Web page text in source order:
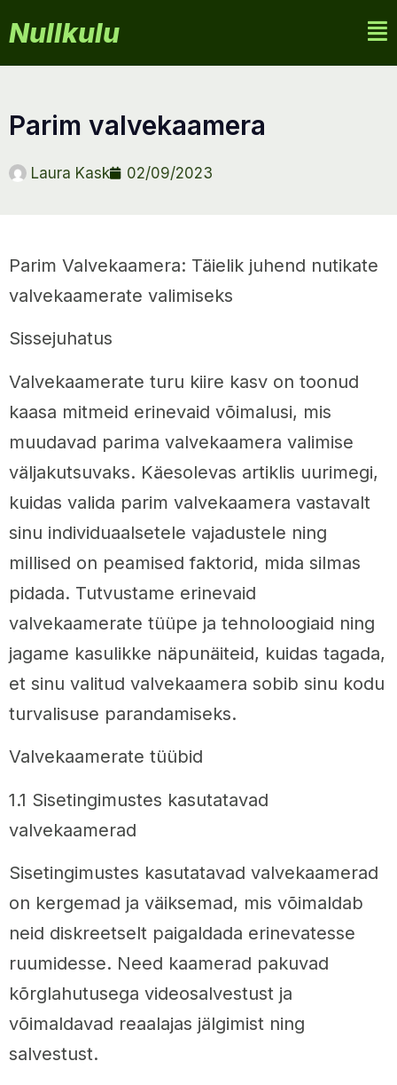
Nullkulu
parim valvekaamera
Laura Kask 02/09/2023
Parim Valvekaamera: Täielik juhend nutikate
valvekaamerate valimiseks
Sissejuhatus
Valvekaamerate turu kiire kasv on toonud
kaasa mitmeid erinevaid võimalusi, mis
muudavad parima valvekaamera valimise
väljakutsuvaks. Käesolevas artiklis uurimegi,
kuidas valida parim valvekaamera vastavalt
sinu individuaalsetele vajadustele ning
millised on peamised faktorid, mida silmas
pidada. Tutvustame erinevaid
valvekaamerate tüüpe ja tehnoloogiaid ning
jagame kasulikke näpunäiteid, kuidas tagada,
et sinu valitud valvekaamera sobib sinu kodu
turvalisuse parandamiseks.
Valvekaamerate tüübid
1.1 Sisetingimustes kasutatavad
valvekaamerad
Sisetingimustes kasutatavad valvekaamerad
on kergemad ja väiksemad, mis võimaldab
neid diskreetselt paigaldada erinevatesse
ruumidesse. Need kaamerad pakuvad
kõrglahutusega videosalvestust ja
võimaldavad reaalajas jälgimist ning
salvestust.